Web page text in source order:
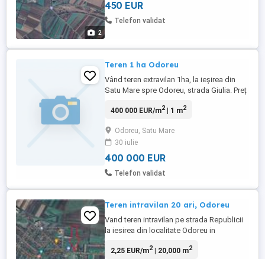
2
450 EUR
Telefon validat
Teren 1 ha Odoreu
Vând teren extravilan 1ha, la ieșirea din
Satu Mare spre Odoreu, strada Giulia. Preț
400 000 EUR/m2| 1 m2
Odoreu, Satu Mare
30 iulie
400 000 EUR
Telefon validat
Teren intravilan 20 ari, Odoreu
Vand teren intravilan pe strada Republicii
la iesirea din localitate Odoreu in
(adancime). Acces la toate utilitatile (gaz,
2,25 EUR/m2| 20,000 m2